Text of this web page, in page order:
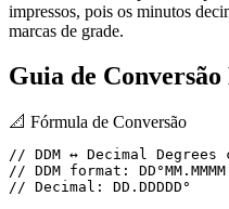
impressos, pois os minutos
marcas de grade.
Guia de
📐 Fórmula de Conversão
// DDM ↔ Decimal Degrees
// DDM format:
// Decimal: DD.DDDDD°